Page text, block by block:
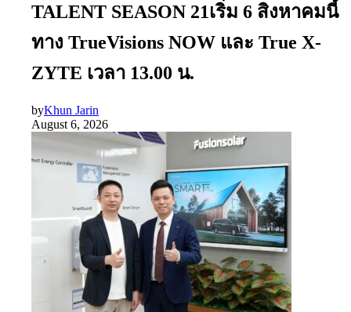
TALENT SEASON 21เริ่ม 6 สิงหาคมนี้
ทาง TrueVisions NOW และ True X-
ZYTE เวลา 13.00 น.
byKhun Jarin
August 6, 2026